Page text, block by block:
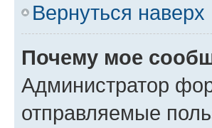
Вернуться наверх
Почему мое
Администратор
отправляемые